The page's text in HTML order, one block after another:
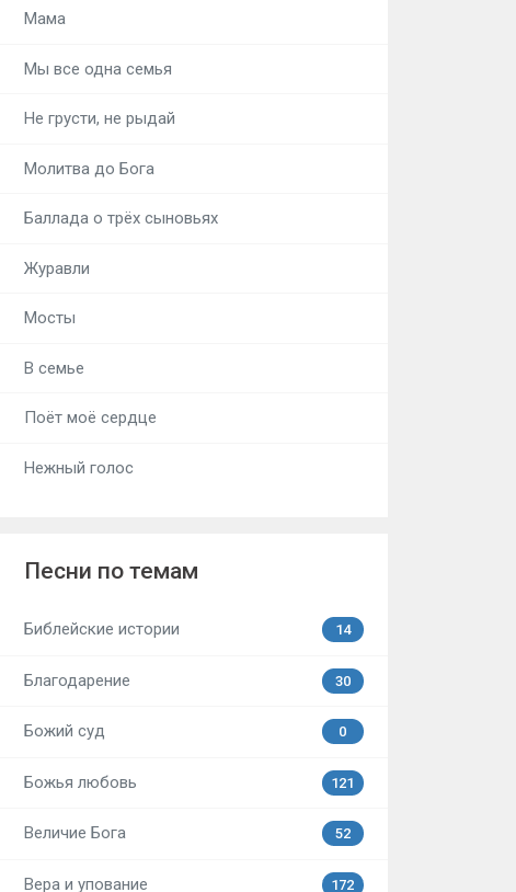
Мама
Мы все одна семья
Не грусти, не рыдай
Молитва до Бога
Баллада о трёх сыновьях
Журавли
Мосты
В семье
Поёт моё сердце
Нежный голос
Песни по темам
Библейские истории 14
Благодарение 30
Божий суд 0
Божья любовь 121
Величие Бога 52
Вера и упование 172